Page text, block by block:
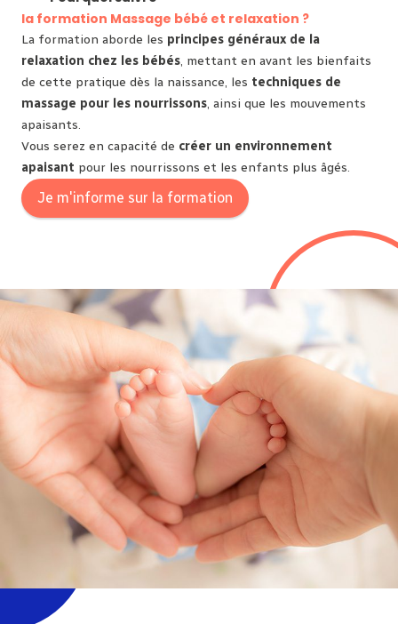
la formation Massage bébé et relaxation ?
La formation aborde les principes généraux de la
relaxation chez les bébés, mettant en avant les bienfaits
de cette pratique dès la naissance, les techniques de
massage pour les nourrissons, ainsi que les mouvements
apaisants.
Vous serez en capacité de créer un environnement
apaisant pour les nourrissons et les enfants plus âgés.
Je m'informe sur la formation